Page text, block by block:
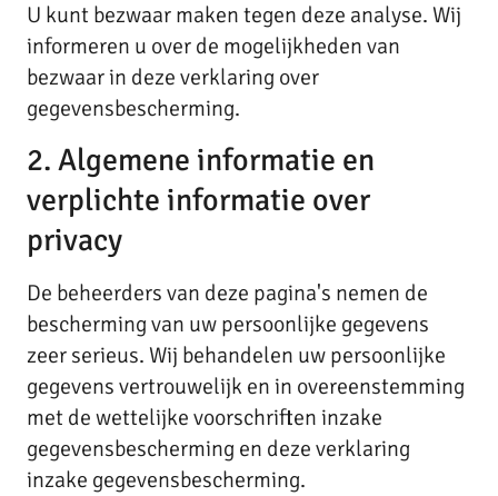
U kunt bezwaar maken tegen deze analyse. Wij
informeren u over de mogelijkheden van
bezwaar in deze verklaring over
gegevensbescherming.
2. Algemene informatie en
verplichte informatie over
privacy
De beheerders van deze pagina's nemen de
bescherming van uw persoonlijke gegevens
zeer serieus. Wij behandelen uw persoonlijke
gegevens vertrouwelijk en in overeenstemming
met de wettelijke voorschriften inzake
gegevensbescherming en deze verklaring
inzake gegevensbescherming.